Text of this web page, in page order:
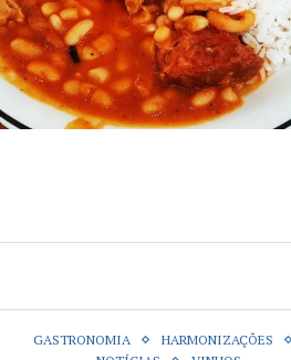
GASTRONOMIA
HARMONIZAÇÕES